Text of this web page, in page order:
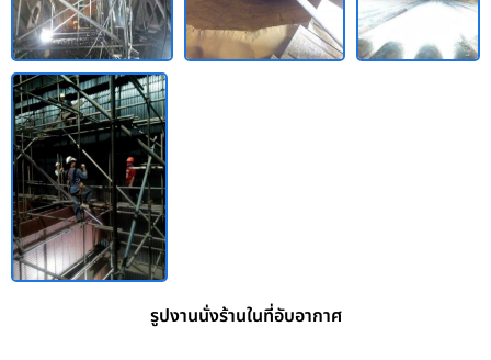
รูปงานนั่งร้านในที่อับอากาศ